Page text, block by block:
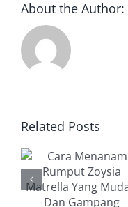
About the Author:
Related Posts